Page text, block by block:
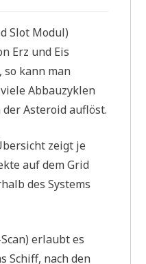
Slot Modul)
Erz und Eis
kann man
Abbauzyklen
Asteroid auflöst.
zeigt je
auf dem Grid
des Systems
erlaubt es
Schiff, nach den